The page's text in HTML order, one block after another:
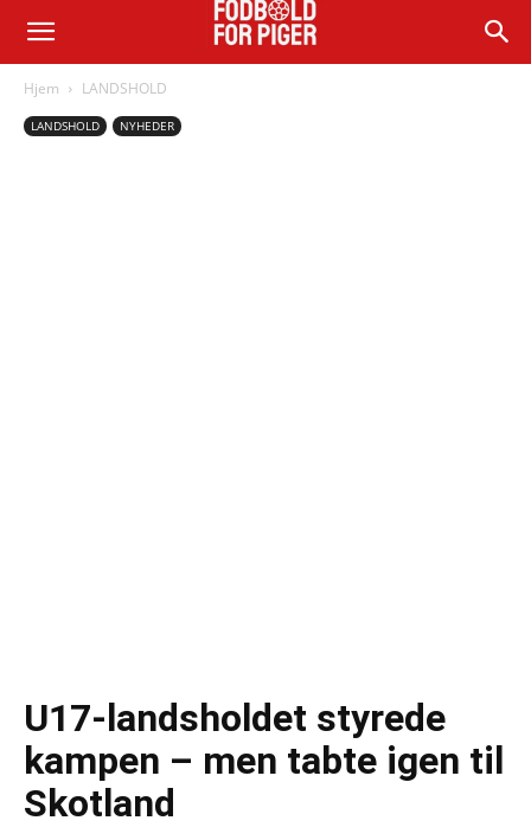
Hjem LANDSHOLD
LANDSHOLD NYHEDER
U17-landsholdet styrede
kampen – men tabte igen til
Skotland